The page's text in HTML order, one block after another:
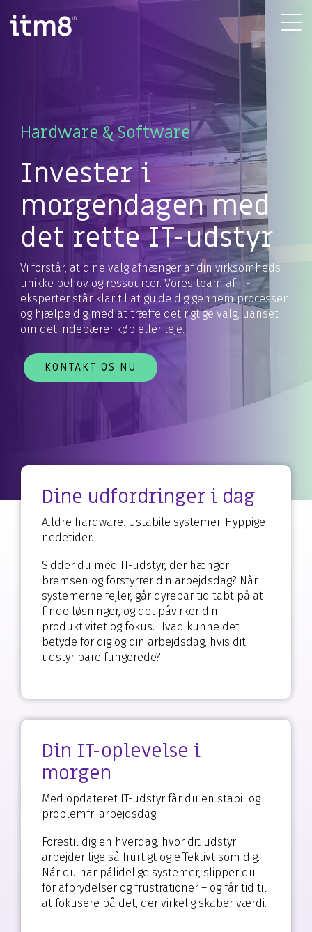
direkte
Hardware & Software
Invester i
morgendagen med
det rette IT-udstyr
Vi forstår, at dine valg afhænger af din virksomheds
unikke behov og ressourcer. Vores team af IT-
eksperter står klar til at guide dig gennem processen
og hjælpe dig med at træffe det rigtige valg, uanset
om det indebærer køb eller leje.
KONTAKT OS NU
Dine udfordringer i dag
Ældre hardware. Ustabile systemer. Hyppige
nedetider.
Sidder du med IT-udstyr, der hænger i
bremsen og forstyrrer din arbejdsdag? Når
systemerne fejler, går dyrebar tid tabt på at
finde løsninger, og det påvirker din
produktivitet og fokus. Hvad kunne det
betyde for dig og din arbejdsdag, hvis dit
udstyr bare fungerede?
Din IT-oplevelse i
morgen
Med opdateret IT-udstyr får du en stabil og
problemfri arbejdsdag.
Forestil dig en hverdag, hvor dit udstyr
arbejder lige så hurtigt og effektivt som dig.
Når du har pålidelige systemer, slipper du
for afbrydelser og frustrationer – og får tid til
at fokusere på det, der virkelig skaber værdi.